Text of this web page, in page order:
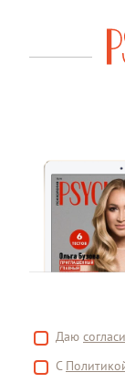
Даю
С